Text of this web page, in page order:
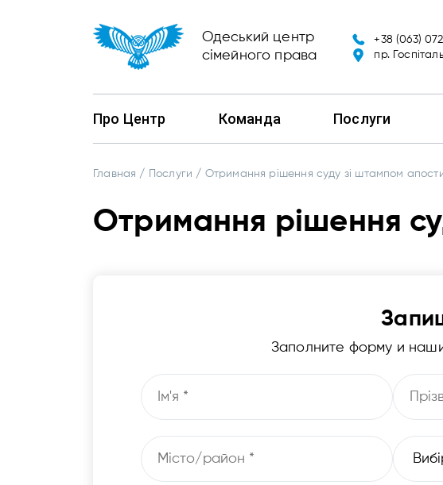
Одеський центр
сімейного права
+38 (063)
пр.
Про Центр Команда Послуги
Главная / Послуги / Отримання рішення суду зі штампом
Отримання рішення
Заполните форму и